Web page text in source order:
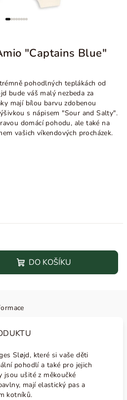
"Captains Blue"
pohodlných teplákách od
bude váš malý nezbeda za
mají bílou barvu zdobenou
s nápisem "Sour and Salty".
domácí pohodu, ale také na
vašich víkendových procházek.
DO KOŠÍKU
Sløjd, které si vaše děti
pohodlí a také pro jejich
jsou ušité z měkoučké
mají elastický pas a
kotníků.